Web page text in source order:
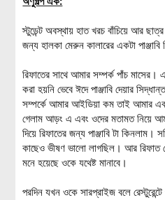
স্টুডেন্ট অবস্থায় হাত খরচ বাঁচিয়ে আর
জন্য হালকা মেরুন কালারের একটা পাঞ্জাবি
রিফাতের সাথে আমার সম্পর্ক পাঁচ
করা হয়নি ভেবে ঈদে পাঞ্জাবি দেয়ার
সম্পর্কে আমার আইডিয়া কম তাই আমার
গেলাম আড়ং এ এবং ওদের মতামত নিয়ে
দিয়ে রিফাতের জন্য পাঞ্জাবি টা কিনলাম।
কাছেও ভীষণ ভালো লাগছিল। আর রিফাত
মনে হয়েছে ওকে যথেষ্ট মানাবে।
পরদিন যখন ওকে সারপ্রাইজ বলে